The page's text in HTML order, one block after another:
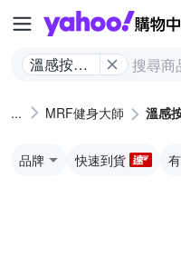
溫感按摩
MRF健身大師 溫感
品牌 快速到貨